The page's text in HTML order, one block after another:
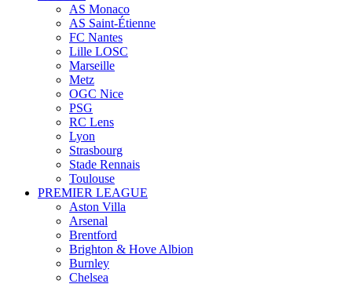
AS Monaco
AS Saint-Étienne
FC Nantes
Lille LOSC
Marseille
Metz
OGC Nice
PSG
RC Lens
Lyon
Strasbourg
Stade Rennais
Toulouse
PREMIER LEAGUE
Aston Villa
Arsenal
Brentford
Brighton & Hove Albion
Burnley
Chelsea